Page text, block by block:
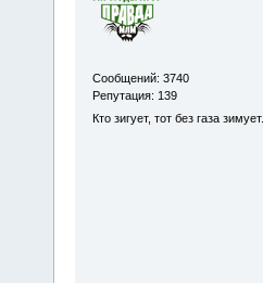
Сообщений: 3740
Репутация: 139
Кто зигует, тот без газа зимует.